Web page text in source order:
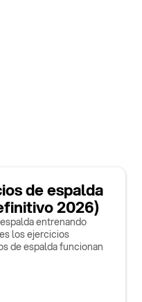
de espalda
2026)
entrenando
los ejercicios
de espalda funcionan